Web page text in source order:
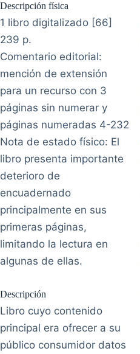
Descripción física
1 libro digitalizado [66]
239 p.
Comentario editorial:
mención de extensión
para un recurso con 3
páginas sin numerar y
páginas numeradas 4-232
Nota de estado físico: El
libro presenta importante
deterioro de
encuadernado
principalmente en sus
primeras páginas,
limitando la lectura en
algunas de ellas.
Descripción
Libro cuyo contenido
principal era ofrecer a su
público consumidor datos